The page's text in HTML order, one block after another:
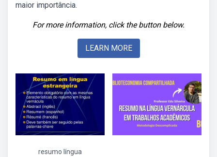
maior importância.
For more information, click the button below.
LEARN MORE
resumo língua